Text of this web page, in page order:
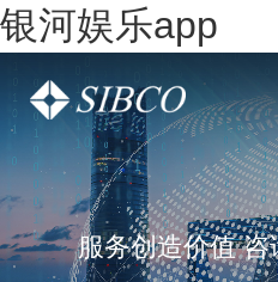
银河娱乐app
服务创造价值 咨